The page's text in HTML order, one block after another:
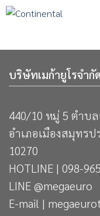
บริษัทเมก้ายูโรจำกัด
440/10 หมู่ 5 ตำบล
อำเภอเมืองสมุทร
10270
HOTLINE | 098-
LINE @megaeuro
E-mail |